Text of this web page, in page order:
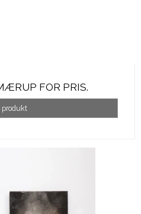
FOR PRIS.
produkt